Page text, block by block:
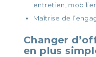
entretien,
Maîtrise de
Changer
en plus